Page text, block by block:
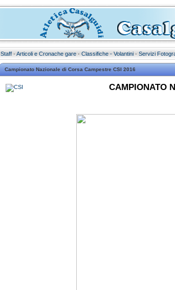
Staff · Articoli e Cronache gare · Classifiche - Volantini · Servizi
Campionato Nazionale di Corsa Campestre CSI 2016
CAMPIONATO